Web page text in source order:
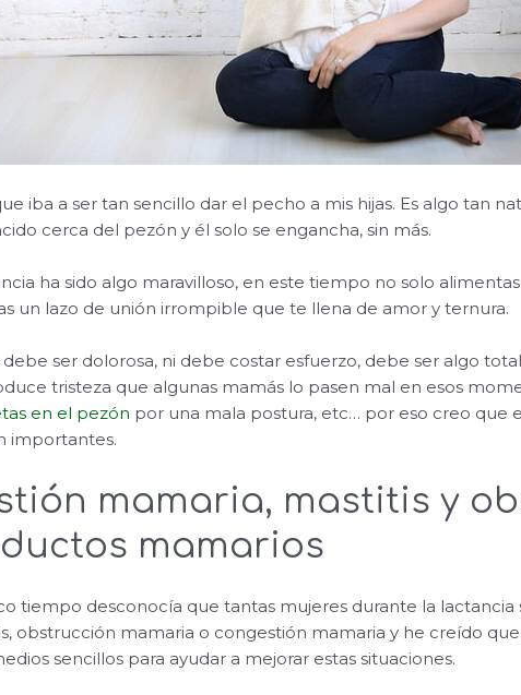
iba a ser tan sencillo dar el pecho a mis hijas. Es algo tan
cerca del pezón y él solo se engancha, sin más.
ha sido algo maravilloso, en este tiempo no solo
un lazo de unión irrompible que te llena de amor y ternura.
debe ser dolorosa, ni debe costar esfuerzo, debe ser algo
tristeza que algunas mamás lo pasen mal en esos
en el pezón por una mala postura, etc… por eso creo que
importantes.
mamaria, mastitis y
mamarios
tiempo desconocía que tantas mujeres durante la
obstrucción mamaria o congestión mamaria y he creído
sencillos para ayudar a mejorar estas situaciones.